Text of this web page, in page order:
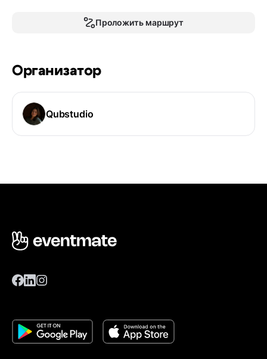
Проложить маршрут
Организатор
Qubstudio